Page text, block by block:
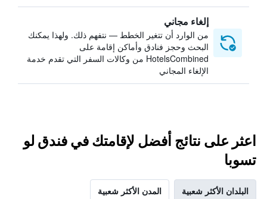
إلغاء مجاني
من الوارد أن تتغير الخطط — نتفهم ذلك. ولهذا يمكنك
البحث وحجز فنادق وأماكن إقامة على
HotelsCombined من وكالات السفر التي تقدم خدمة
الإلغاء المجاني
اعثر على نتائج أفضل لإقامتك في فندق لو
تسوبا
البلدان الأكثر شعبية المدن الأكثر شعبية